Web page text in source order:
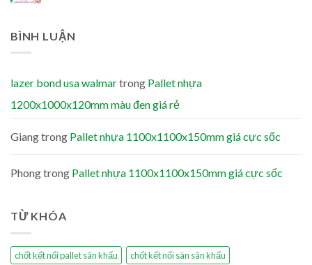
BÌNH LUẬN
lazer bond usa walmartrong Pallet nhựa
1200x1000x120mm màu đen giá rẻ
Giangtrong Pallet nhựa 1100x1100x150mm giá cực sốc
Phongtrong Pallet nhựa 1100x1100x150mm giá cực sốc
TỪ KHÓA
chốt kết nối pallet sân khấu
chốt kết nối sàn sân khấu